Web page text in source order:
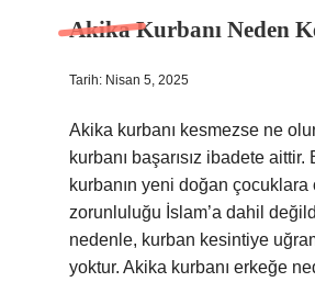
Akika Kurbanı Neden
Tarih: Nisan 5, 2025
Akika kurbanı kesmezse ne
kurbanı başarısız ibadete
kurbanın yeni doğan çocuklara
zorunluluğu İslam’a dahil
nedenle, kurban kesintiye
yoktur. Akika kurbanı erkeğe